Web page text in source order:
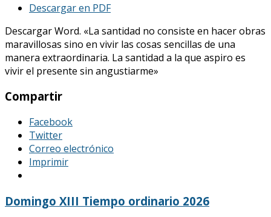
Descargar en PDF
Descargar Word. «La santidad no consiste en hacer obras
maravillosas sino en vivir las cosas sencillas de una
manera extraordinaria. La santidad a la que aspiro es
vivir el presente sin angustiarme»
Compartir
Facebook
Twitter
Correo electrónico
Imprimir
Domingo XIII Tiempo ordinario 2026